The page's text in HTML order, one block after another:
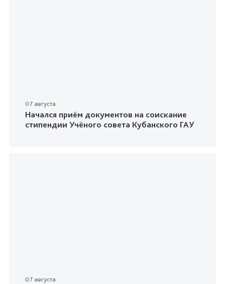
07 августа
Начался приём документов на соискание
стипендии Учёного совета Кубанского ГАУ
07 августа